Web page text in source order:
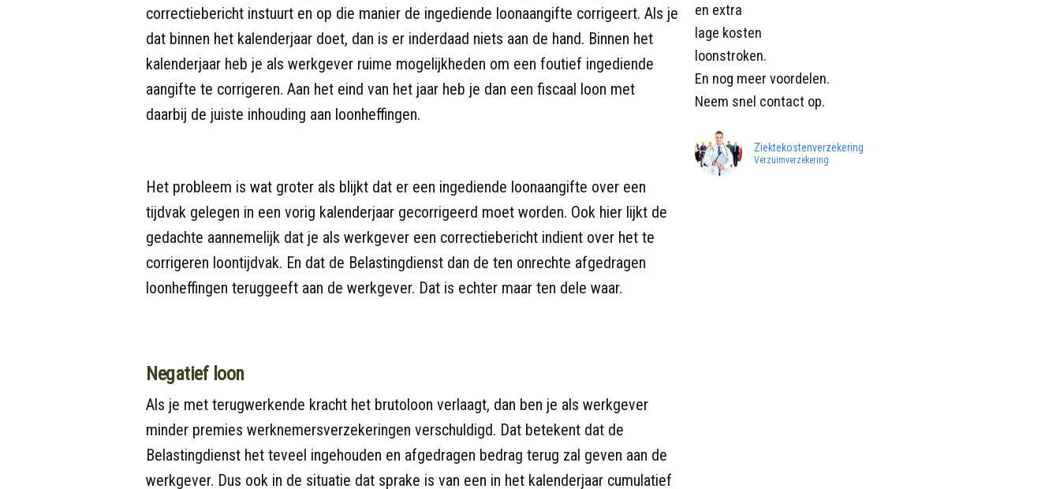
correctiebericht instuurt en op die manier de ingediende loonaangifte corrigeert. Als je
dat binnen het kalenderjaar doet, dan is er inderdaad niets aan de hand. Binnen het
kalenderjaar heb je als werkgever ruime mogelijkheden om een foutief ingediende
aangifte te corrigeren. Aan het eind van het jaar heb je dan een fiscaal loon met
daarbij de juiste inhouding aan loonheffingen.
Het probleem is wat groter als blijkt dat er een ingediende loonaangifte over een
tijdvak gelegen in een vorig kalenderjaar gecorrigeerd moet worden. Ook hier lijkt de
gedachte aannemelijk dat je als werkgever een correctiebericht indient over het te
corrigeren loontijdvak. En dat de Belastingdienst dan de ten onrechte afgedragen
loonheffingen teruggeeft aan de werkgever. Dat is echter maar ten dele waar.
Negatief loon
Als je met terugwerkende kracht het brutoloon verlaagt, dan ben je als werkgever
minder premies werknemersverzekeringen verschuldigd. Dat betekent dat de
Belastingdienst het teveel ingehouden en afgedragen bedrag terug zal geven aan de
werkgever. Dus ook in de situatie dat sprake is van een in het kalenderjaar cumulatief
en extra
lage kosten
loonstroken.
En nog meer voordelen.
Neem snel contact op.
Ziektekostenverzekering
Verzuimverzekering